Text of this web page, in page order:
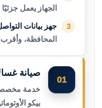
الجهاز يعمل
3 جهز بيانات
المحافظة،
01
صيانة
خدمة
بيكو